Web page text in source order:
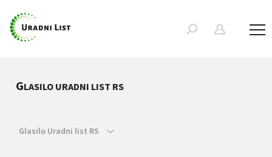
GLASILO URADNI LIST RS
Glasilo Uradni list RS